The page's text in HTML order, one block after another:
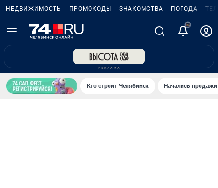
НЕДВИЖИМОСТЬ ПРОМОКОДЫ ЗНАКОМСТВА ПОГОДА
5
Кто строит Челябинск Начались продажи